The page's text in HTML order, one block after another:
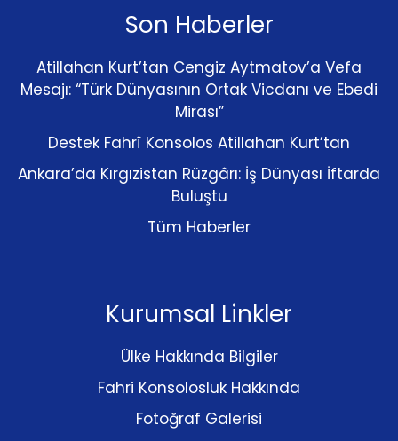
Son Haberler
Atillahan Kurt’tan Cengiz Aytmatov’a Vefa
Mesajı: “Türk Dünyasının Ortak Vicdanı ve Ebedi
Mirası”
Destek Fahrî Konsolos Atillahan Kurt’tan
Ankara’da Kırgızistan Rüzgârı: İş Dünyası İftarda
Buluştu
Tüm Haberler
Kurumsal Linkler
Ülke Hakkında Bilgiler
Fahri Konsolosluk Hakkında
Fotoğraf Galerisi